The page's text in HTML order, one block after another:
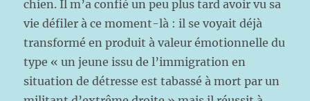
chien. Il m’a confié un peu plus tard avoir vu sa
vie défiler à ce moment-là : il se voyait déjà
transformé en produit à valeur émotionnelle du
type « un jeune issu de l’immigration en
situation de détresse est tabassé à mort par un